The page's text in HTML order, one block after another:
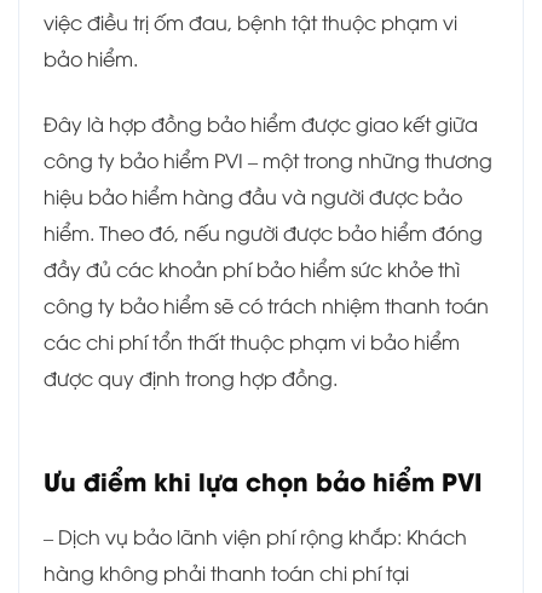
việc điều trị ốm đau, bệnh tật thuộc phạm vi
bảo hiểm.
Đây là hợp đồng bảo hiểm được giao kết giữa
công ty bảo hiểm PVI – một trong những thương
hiệu bảo hiểm hàng đầu và người được bảo
hiểm. Theo đó, nếu người được bảo hiểm đóng
đầy đủ các khoản phí bảo hiểm sức khỏe thì
công ty bảo hiểm sẽ có trách nhiệm thanh toán
các chi phí tổn thất thuộc phạm vi bảo hiểm
được quy định trong hợp đồng.
Ưu điểm khi lựa chọn bảo hiểm PVI
– Dịch vụ bảo lãnh viện phí rộng khắp: Khách
hàng không phải thanh toán chi phí tại